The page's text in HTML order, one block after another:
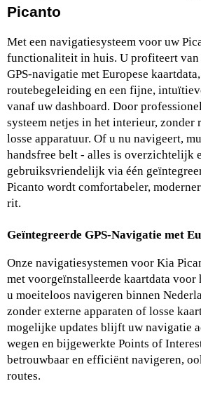
Picanto
Met een navigatiesysteem voor uw
functionaliteit in huis. U profiteert van
GPS‑navigatie met Europese
routebegeleiding en een fijne,
vanaf uw dashboard. Door
systeem netjes in het interieur, zonder
losse apparatuur. Of u nu navigeert,
handsfree belt - alles is overzichtelijk
gebruiksvriendelijk via één
Picanto wordt comfortabeler,
rit.
Geïntegreerde GPS‑Navigatie met
Onze navigatiesystemen voor Kia
met voorgeïnstalleerde kaartdata voor
u moeiteloos navigeren binnen
zonder externe apparaten of losse
mogelijke updates blijft uw navigatie
wegen en bijgewerkte Points of
betrouwbaar en efficiënt navigeren,
routes.